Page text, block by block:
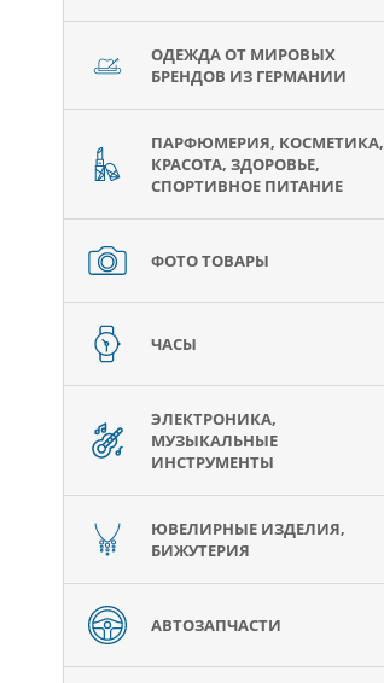
ОДЕЖДА ОТ МИРОВЫХ
БРЕНДОВ ИЗ ГЕРМАНИИ
ПАРФЮМЕРИЯ, КОСМЕТИКА,
КРАСОТА, ЗДОРОВЬЕ,
СПОРТИВНОЕ ПИТАНИЕ
ФОТО ТОВАРЫ
ЧАСЫ
ЭЛЕКТРОНИКА,
МУЗЫКАЛЬНЫЕ
ИНСТРУМЕНТЫ
ЮВЕЛИРНЫЕ ИЗДЕЛИЯ,
БИЖУТЕРИЯ
АВТОЗАПЧАСТИ